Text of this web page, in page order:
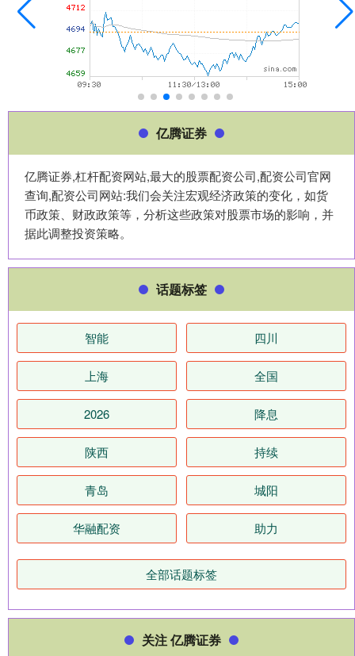
亿腾证券
亿腾证券,杠杆配资网站,最大的股票配资公司,配资公司官网
查询,配资公司网站:我们会关注宏观经济政策的变化，如货
币政策、财政政策等，分析这些政策对股票市场的影响，并
据此调整投资策略。
话题标签
智能 四川
上海 全国
2026 降息
陕西 持续
青岛 城阳
华融配资 助力
全部话题标签
关注 亿腾证券